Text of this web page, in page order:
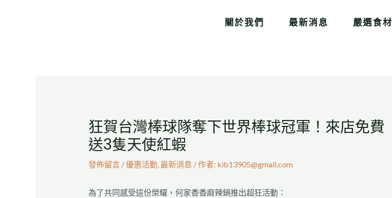
關於我們 最新消息 嚴選食材
狂賀台灣棒球隊奪下世界棒球冠軍！來店免費
送3隻天使紅蝦
發佈留言 /優惠活動, 最新消息 / 作者: kib13905@gmail.com
為了共同感受這份榮耀，何家香香麻辣鍋推出超狂活動：